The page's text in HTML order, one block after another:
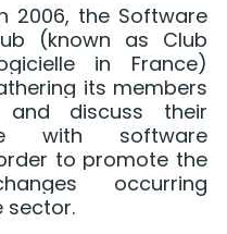
2006, the Software
(known as Club
in France)
its members
discuss their
with software
to promote the
occurring
sector.